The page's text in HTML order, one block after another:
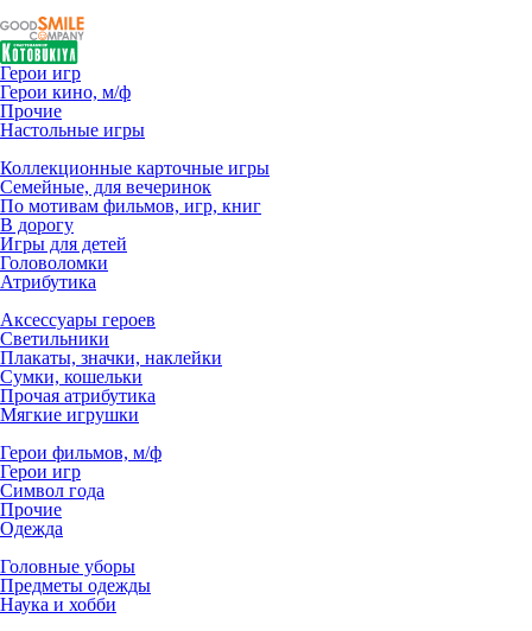
Герои игр
Герои кино, м/ф
Прочие
Настольные игры
Коллекционные карточные игры
Семейные, для вечеринок
По мотивам фильмов, игр, книг
В дорогу
Игры для детей
Головоломки
Атрибутика
Аксессуары героев
Светильники
Плакаты, значки, наклейки
Сумки, кошельки
Прочая атрибутика
Мягкие игрушки
Герои фильмов, м/ф
Герои игр
Символ года
Прочие
Одежда
Головные уборы
Предметы одежды
Наука и хобби